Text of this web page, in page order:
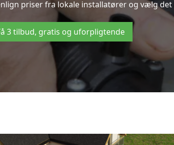
priser fra lokale installatører og vælg
3 tilbud, gratis og uforpligtende